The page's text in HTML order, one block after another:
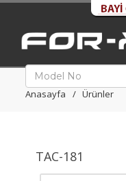
Anasayfa Ürünler
TAC-181